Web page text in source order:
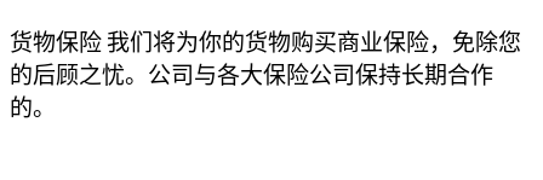
货物保险 我们将为你的货物购买商业保险，免除您
的后顾之忧。公司与各大保险公司保持长期合作
的。